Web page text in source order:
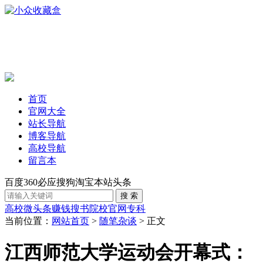
首页
官网大全
站长导航
博客导航
高校导航
留言本
百度360必应搜狗淘宝本站头条
高校微头条赚钱搜书院校官网专科
当前位置： 网站首页 > 随笔杂谈 > 正文
江西师范大学运动会开幕式：